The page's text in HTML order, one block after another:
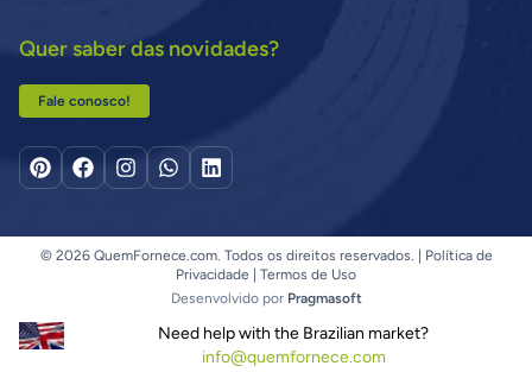
Quer saber das novidades?
Fale conosco!
© 2026 QuemFornece.com. Todos os direitos reservados. |
Política de
Privacidade
Termos de Uso
Desenvolvido por Pragmasoft
Need help with the Brazilian market?
info@quemfornece.com